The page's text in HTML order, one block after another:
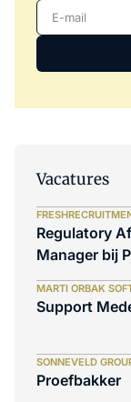
E-mail
Vacatures
Regulatory
Manager bij
MARTI ORBAK
Support
SONNEVELD
Proefbakker